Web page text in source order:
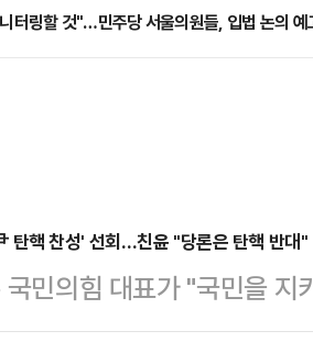
터링할 것"…민주당 서울의원들, 입법 논의 예
탄핵 찬성' 선회…친윤 "당론은 탄핵 반대"
민의힘 대표가 "국민을
가 필요하다"며 사실상 탄